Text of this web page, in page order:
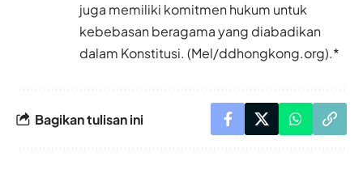
juga memiliki komitmen hukum untuk
kebebasan beragama yang diabadikan
dalam Konstitusi. (Mel/ddhongkong.org).*
Bagikan tulisan ini